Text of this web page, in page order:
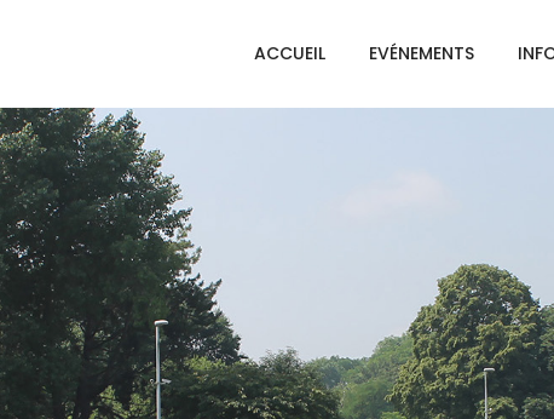
ACCUEIL EVÉNEMENTS